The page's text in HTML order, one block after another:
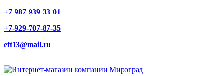
+7-987-939-33-01
+7-929-707-87-35
eft13@mail.ru